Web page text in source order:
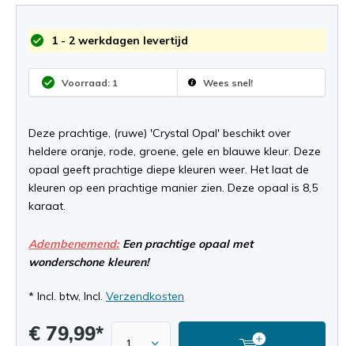
1 - 2 werkdagen levertijd
Voorraad: 1 Wees snel!
Deze prachtige, (ruwe) 'Crystal Opal' beschikt over
heldere oranje, rode, groene, gele en blauwe kleur. Deze
opaal geeft prachtige diepe kleuren weer. Het laat de
kleuren op een prachtige manier zien. Deze opaal is 8,5
karaat.
Adembenemend:Een prachtige opaal met
wonderschone kleuren!
* Incl. btw, Incl. Verzendkosten
€ 79,99*